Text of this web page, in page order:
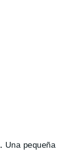
Una pequeña